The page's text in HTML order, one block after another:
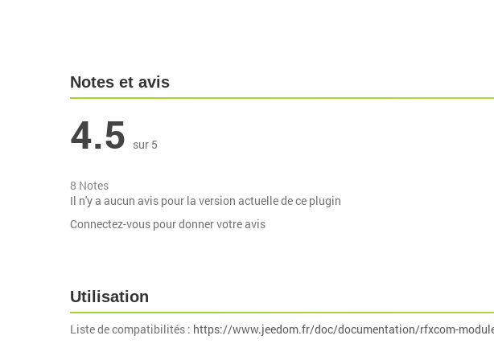
Notes et avis
4.5 sur 5
8 Notes
Il n'y a aucun avis pour la version actuelle de ce plugin
Connectez-vous pour donner votre avis
Utilisation
Liste de compatibilités : https://www.jeedom.fr/doc/documentation/rfxcom-